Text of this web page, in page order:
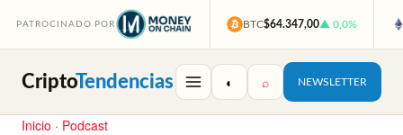
PATROCINADO POR BTC$64.347,00▲ 0,0%
CriptoTendencias ◐ ⌕ NEWSLETTER
Inicio · Podcast